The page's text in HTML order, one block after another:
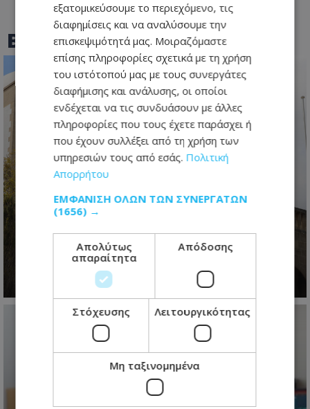
BEST OFTOTHEMAONLINE
Στο 78% οι εισηγήσεις που
υιοθετήθηκαν – Η Κυβέρνηση
απαντά για το Γνωμοδοτικό
08.08.2026 - 13:41
εξατομικεύσουμε το περιεχόμενο, τις
διαφημίσεις και να αναλύσουμε την
επισκεψιμότητά μας. Μοιραζόμαστε
επίσης πληροφορίες σχετικά με τη χρήση
του ιστότοπού μας με τους συνεργάτες
διαφήμισης και ανάλυσης, οι οποίοι
ενδέχεται να τις συνδυάσουν με άλλες
πληροφορίες που τους έχετε παράσχει ή
που έχουν συλλέξει από τη χρήση των
υπηρεσιών τους από εσάς. Πολιτική
Απορρήτου
ΕΜΦΆΝΙΣΗ ΌΛΩΝ ΤΩΝ ΣΥΝΕΡΓΑΤΏΝ
(1656) →
Απολύτως
απαραίτητα
Απόδοσης
Στόχευσης Λειτουργικότητας
Μη ταξινομημένα